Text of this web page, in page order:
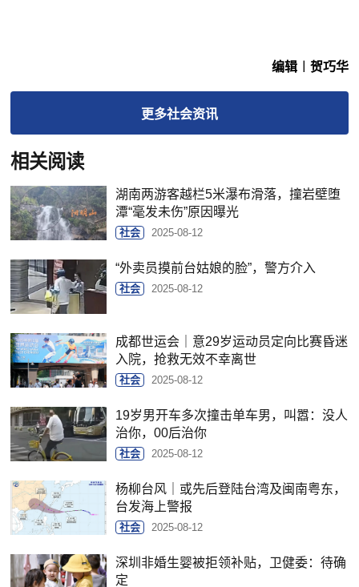
编辑︱贺巧华
更多社会资讯
相关阅读
湖南两游客越栏5米瀑布滑落，撞岩壁堕
潭“毫发未伤”原因曝光
社会 2025-08-12
“外卖员摸前台姑娘的脸”，警方介入
社会 2025-08-12
成都世运会｜意29岁运动员定向比赛昏迷
入院，抢救无效不幸离世
社会 2025-08-12
19岁男开车多次撞击单车男，叫嚣：没人
治你，00后治你
社会 2025-08-12
杨柳台风｜或先后登陆台湾及闽南粤东，
台发海上警报
社会 2025-08-12
深圳非婚生婴被拒领补贴，卫健委：待确
定